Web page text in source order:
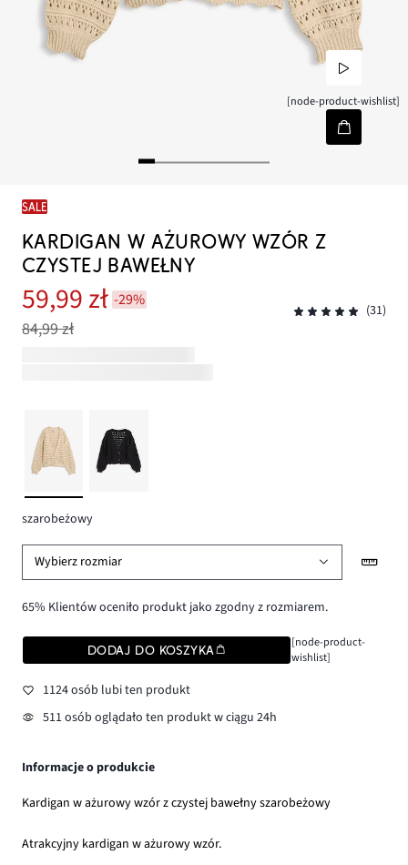
[node-product-wishlist]
SALE
KARDIGAN W AŻUROWY WZÓR Z
CZYSTEJ BAWEŁNY
59,99 zł -29%
84,99 zł
(31)
szarobeżowy
Wybierz rozmiar
65% Klientów oceniło produkt jako zgodny z rozmiarem.
DODAJ DO KOSZYKA
[node-product-
wishlist]
1124 osób lubi ten produkt
511 osób oglądało ten produkt w ciągu 24h
Informacje o produkcie
Kardigan w ażurowy wzór z czystej bawełny szarobeżowy
Atrakcyjny kardigan w ażurowy wzór.